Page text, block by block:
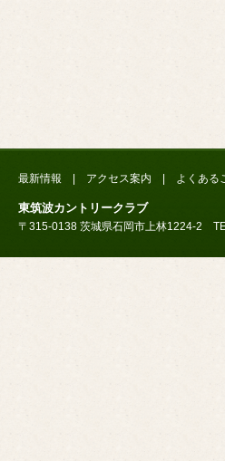
最新情報 アクセス案内 よくある
東筑波カントリークラブ
〒315-0138 茨城県石岡市上林1224-2